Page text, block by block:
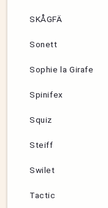
SKÅGFÄ
Sonett
Sophie la Girafe
Spinifex
Squiz
Steiff
Swilet
Tactic